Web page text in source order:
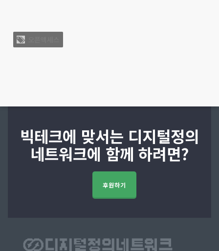
빅테크에 맞서는 디지털정의
네트워크에 함께 하려면?
후원하기